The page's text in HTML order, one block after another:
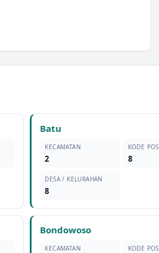
Batu
KECAMATAN
2
KODE POS
8
DESA / KELURAHAN
8
Bondowoso
KECAMATAN KODE POS